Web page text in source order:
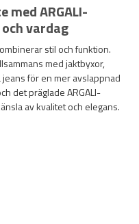
ARGALI-
vardag
stil och funktion.
med jaktbyxor,
för en mer avslappnad
det präglade ARGALI-
av kvalitet och elegans.